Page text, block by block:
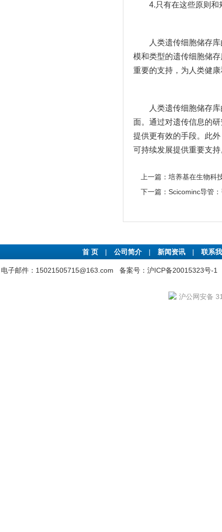
4.只有在这些原则和
人类遗传细胞储存库
模和类型的遗传细胞储
重要的支持，为人类健
人类遗传细胞储存库
面。通过对遗传信息的
提供更有效的手段。此
可持续发展提供重要支
上一篇： 培养基在生物科
下一篇： Scicominc导管
首 页 | 公司简介 | 新闻资讯 | 联系
电子邮件：15021505715@163.com 备案号：沪ICP备20015323号-1
沪公网安备